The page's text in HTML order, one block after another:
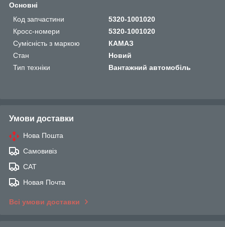
Основні
Код запчастини
5320-1001020
Кросс-номери
5320-1001020
Сумісність з маркою
КАМАЗ
Стан
Новий
Тип техніки
Вантажний автомобіль
Умови доставки
Нова Пошта
Самовивіз
САТ
Новая Почта
Всі умови доставки